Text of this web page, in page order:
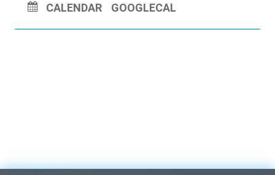
CALENDAR GOOGLECAL